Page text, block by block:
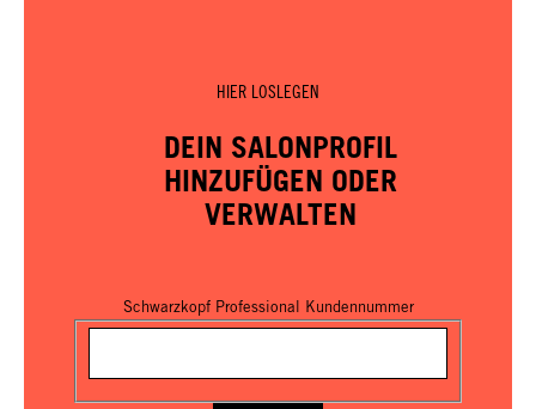
HIER LOSLEGEN
DEIN SALONPROFIL
HINZUFÜGEN ODER
VERWALTEN
Schwarzkopf Professional Kundennummer